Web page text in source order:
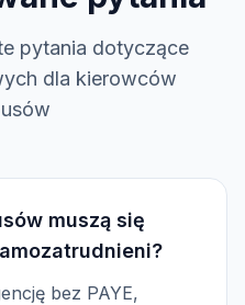
pytania dotyczące
dla kierowców
muszą się
bez PAYE,